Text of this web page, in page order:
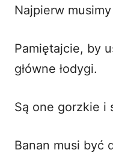
Najpierw
Pamiętajcie, by
główne łodygi.
Są one gorzkie i
Banan musi być